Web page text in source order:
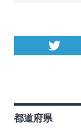
都道府県